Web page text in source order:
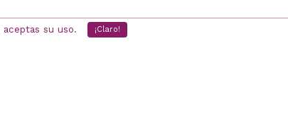
aceptas su uso. ¡Claro!